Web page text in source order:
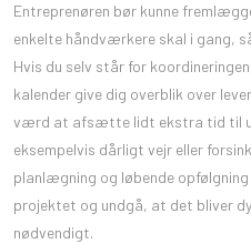
Entreprenøren bør kunne
enkelte håndværkere skal i gang,
Hvis du selv står for
kalender give dig overblik over
værd at afsætte lidt ekstra tid til
eksempelvis dårligt vejr eller
planlægning og løbende
projektet og undgå, at det bliver
nødvendigt.